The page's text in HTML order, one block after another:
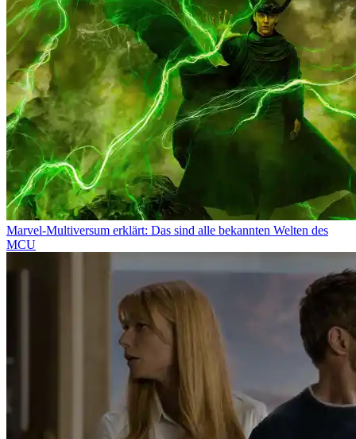
Marvel-Multiversum erklärt: Das sind alle bekannten Welten des
MCU